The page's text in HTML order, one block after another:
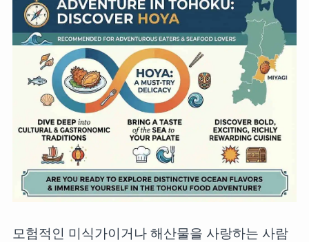
모험적인 미식가이거나 해산물을 사랑하는 사람